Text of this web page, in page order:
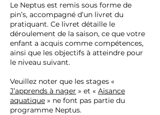
Le Neptus est remis sous forme de
pin’s, accompagné d’un livret du
pratiquant. Ce livret détaille le
déroulement de la saison, ce que votre
enfant a acquis comme compétences,
ainsi que les objectifs à atteindre pour
le niveau suivant.
Veuillez noter que les stages «
J’apprends à nager » et « Aisance
aquatique » ne font pas partie du
programme Neptus.